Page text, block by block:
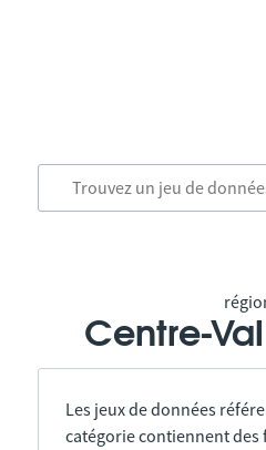
Centre-
Les jeux de données
catégorie contiennent des